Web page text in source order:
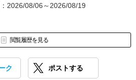
2026/08/06～2026/08/19
閲覧履歴を見る
ク ポストする